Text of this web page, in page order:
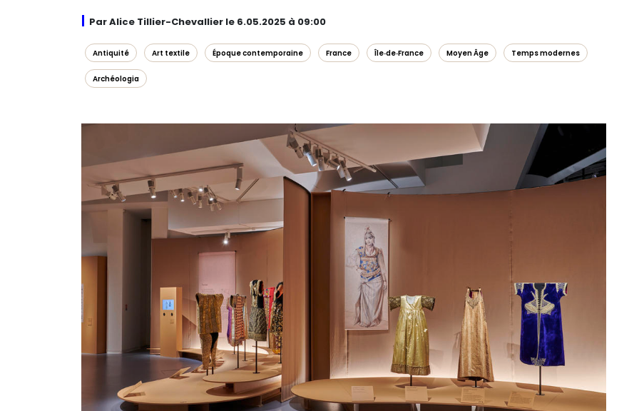
Par Alice Tillier-Chevallier le 6.05.2025 à 09:00
Antiquité Art textile Époque contemporaine France Île‑de‑France Moyen Âge Temps modernes
Archéologia